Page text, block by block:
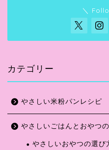
＼
カテゴリー
やさしい米粉パンレシピ
やさしいごはんとおやつ
やさしいおやつの選び